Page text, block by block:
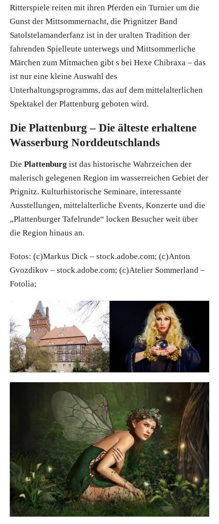
Ritterspiele reiten mit ihren Pferden ein Turnier um die
Gunst der Mittsommernacht, die Prignitzer Band
Satolstelamanderfanz ist in der uralten Tradition der
fahrenden Spielleute unterwegs und Mittsommerliche
Märchen zum Mitmachen gibt s bei Hexe Chibraxa – das
ist nur eine kleine Auswahl des
Unterhaltungsprogramms, das auf dem mittelalterlichen
Spektakel der Plattenburg geboten wird.
Die Plattenburg – Die älteste erhaltene
Wasserburg Norddeutschlands
Die Plattenburg ist das historische Wahrzeichen der
malerisch gelegenen Region im wasserreichen Gebiet der
Prignitz. Kulturhistorische Seminare, interessante
Ausstellungen, mittelalterliche Events, Konzerte und die
„Plattenburger Tafelrunde“ locken Besucher weit über
die Region hinaus an.
Fotos: (c)Markus Dick – stock.adobe.com; (c)Anton
Gvozdikov – stock.adobe.com; (c)Atelier Sommerland –
Fotolia;